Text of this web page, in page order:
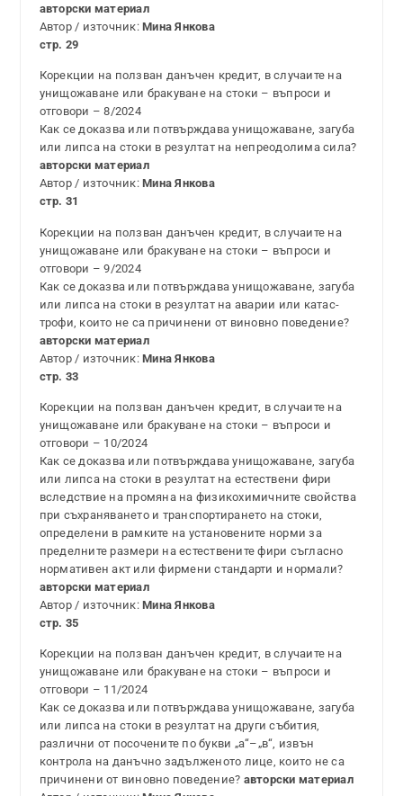
авторски материал
Автор / източник:Мина Янкова
стр. 29
Корекции на ползван данъчен кредит, в случаите на
унищожаване или бракуване на стоки – въпроси и
отговори – 8/2024
Как се доказва или потвърждава унищожаване, загуба
или липса на стоки в резултат на непреодолима сила?
авторски материал
Автор / източник:Мина Янкова
стр. 31
Корекции на ползван данъчен кредит, в случаите на
унищожаване или бракуване на стоки – въпроси и
отговори – 9/2024
Как се доказва или потвърждава унищожаване, загуба
или липса на стоки в резултат на аварии или катас­
трофи, които не са причинени от виновно поведение?
авторски материал
Автор / източник:Мина Янкова
стр. 33
Корекции на ползван данъчен кредит, в случаите на
унищожаване или бракуване на стоки – въпроси и
отговори – 10/2024
Как се доказва или потвърждава унищожаване, загуба
или липса на стоки в резултат на естествени фири
вследствие на промяна на физикохимичните свойства
при съхраняването и транспортирането на стоки,
определени в рамките на установените норми за
пределните размери на естествените фири съгласно
нормативен акт или фирмени стандарти и нормали?
авторски материал
Автор / източник:Мина Янкова
стр. 35
Корекции на ползван данъчен кредит, в случаите на
унищожаване или бракуване на стоки – въпроси и
отговори – 11/2024
Как се доказва или потвърждава унищожаване, загуба
или липса на стоки в резултат на други събития,
различни от посочените по букви „а“–„в“, извън
контрола на данъчно задълженото лице, които не са
причинени от виновно поведение? авторски материал